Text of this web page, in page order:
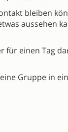
bleiben
aussehen
für einen Tag
Gruppe in